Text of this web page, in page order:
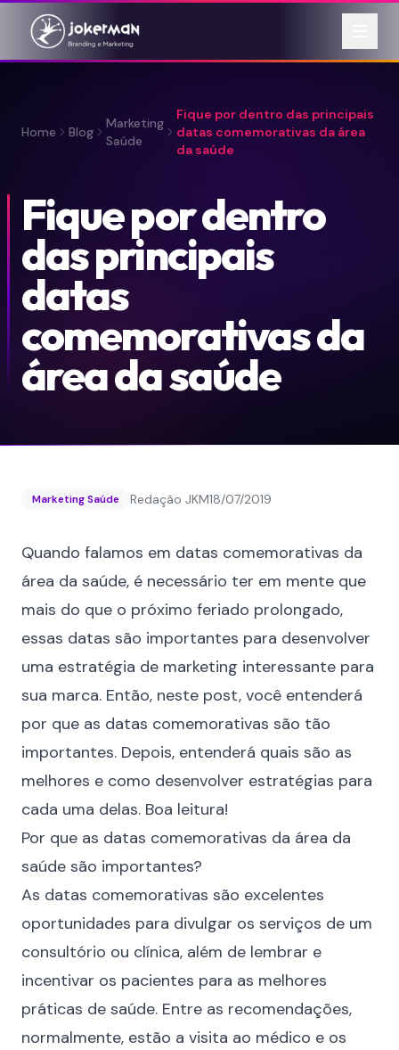
Home Blog
Marketing
Saúde
Fique por dentro das principais
datas comemorativas da área
da saúde
Fique por dentro
das principais
datas
comemorativas da
área da saúde
Marketing Saúde Redação JKM18/07/2019
Quando falamos em datas comemorativas da
área da saúde, é necessário ter em mente que
mais do que o próximo feriado prolongado,
essas datas são importantes para desenvolver
uma estratégia de marketing interessante para
sua marca. Então, neste post, você entenderá
por que as datas comemorativas são tão
importantes. Depois, entenderá quais são as
melhores e como desenvolver estratégias para
cada uma delas. Boa leitura!
Por que as datas comemorativas da área da
saúde são importantes?
As datas comemorativas são excelentes
oportunidades para divulgar os serviços de um
consultório ou clínica, além de lembrar e
incentivar os pacientes para as melhores
práticas de saúde. Entre as recomendações,
normalmente, estão a visita ao médico e os